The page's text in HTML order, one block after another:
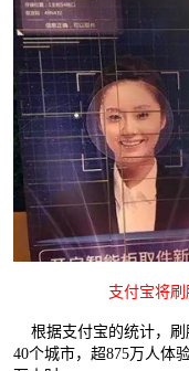
支付宝将
根据支付宝的统计，刷
40个城市，超875万人体